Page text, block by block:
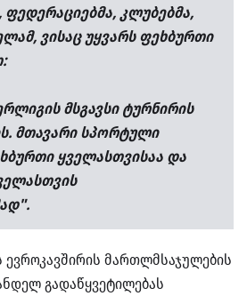
კლუბებმა,
ვისაც უყვარს ფეხბურთი
მსგავსი ტურნირის
მთავარი სპორტული
ყველასთვისაა და
ევროკავშირის მართლმსაჯულების
გადაწყვეტილებას